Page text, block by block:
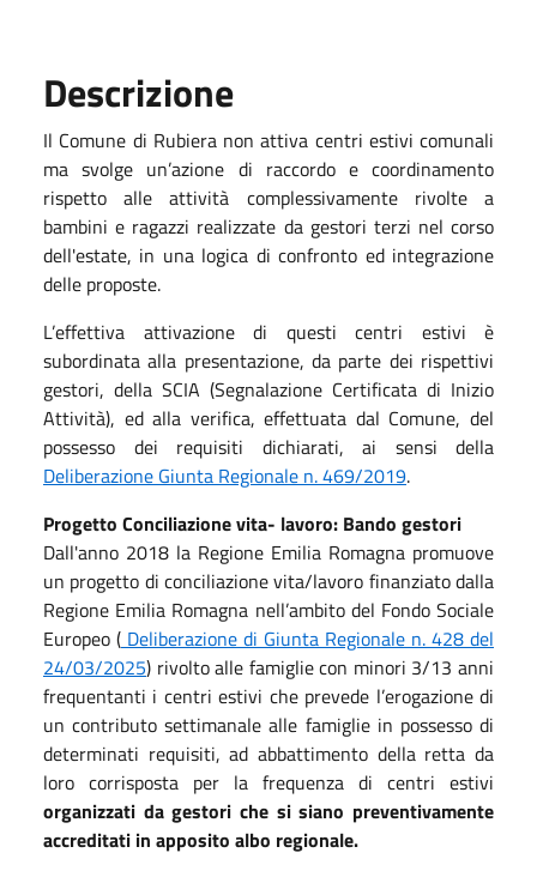
Descrizione
Il Comune di Rubiera non attiva centri estivi comunali
ma svolge un’azione di raccordo e coordinamento
rispetto alle attività complessivamente rivolte a
bambini e ragazzi realizzate da gestori terzi nel corso
dell'estate, in una logica di confronto ed integrazione
delle proposte.
L’effettiva attivazione di questi centri estivi è
subordinata alla presentazione, da parte dei rispettivi
gestori, della SCIA (Segnalazione Certificata di Inizio
Attività), ed alla verifica, effettuata dal Comune, del
possesso dei requisiti dichiarati, ai sensi della
Deliberazione Giunta Regionale n. 469/2019.
Progetto Conciliazione vita- lavoro: Bando gestori
Dall'anno 2018 la Regione Emilia Romagna promuove
un progetto di conciliazione vita/lavoro finanziato dalla
Regione Emilia Romagna nell’ambito del Fondo Sociale
Europeo ( Deliberazione di Giunta Regionale n. 428 del
24/03/2025) rivolto alle famiglie con minori 3/13 anni
frequentanti i centri estivi che prevede l’erogazione di
un contributo settimanale alle famiglie in possesso di
determinati requisiti, ad abbattimento della retta da
loro corrisposta per la frequenza di centri estivi
organizzati da gestori che si siano preventivamente
accreditati in apposito albo regionale.